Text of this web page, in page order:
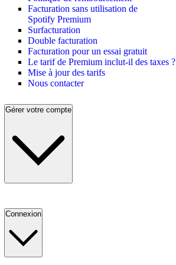
Facturation sans utilisation de
Spotify Premium
Surfacturation
Double facturation
Facturation pour un essai gratuit
Le tarif de Premium inclut-il des taxes ?
Mise à jour des tarifs
Nous contacter
Gérer votre compte
Connexion